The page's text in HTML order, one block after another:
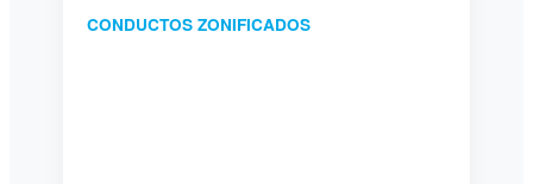
CONDUCTOS ZONIFICADOS